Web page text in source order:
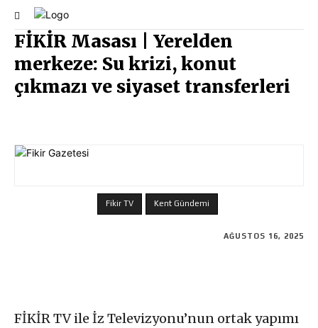
FİKİR Masası | Yerelden
merkeze: Su krizi, konut
çıkmazı ve siyaset transferleri
Fikir TV Kent Gündemi
AĞUSTOS 16, 2025
FİKİR TV ile İz Televizyonu’nun ortak yapımı